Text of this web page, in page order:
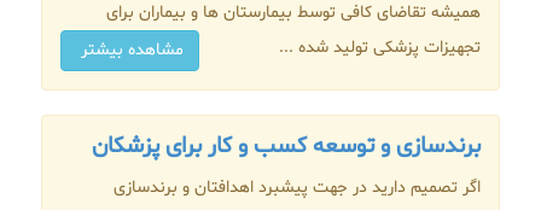
همیشه تقاضای کافی توسط بیمارستان ها و بیماران برای
تجهیزات پزشکی تولید شده ...
مشاهده بیشتر
برندسازی و توسعه کسب‌ و کار برای پزشکان
اگر تصمیم دارید در جهت پیشبرد اهدافتان و برندسازی